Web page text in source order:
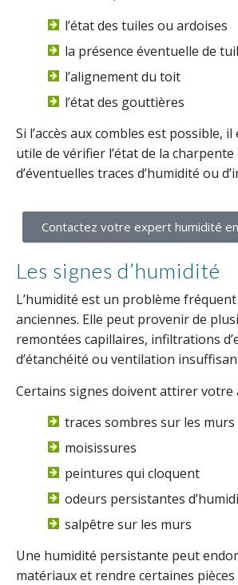
l’état des tuiles ou ardoises
la présence éventuelle de
l’alignement du toit
l’état des gouttières
Si l’accès aux combles est possible,
utile de vérifier l’état de la
d’éventuelles traces d’humidité ou
Contactez votre expert humidité
Les signes d’humidité
L’humidité est un problème
anciennes. Elle peut provenir de
remontées capillaires, infiltrations
d’étanchéité ou ventilation
Certains signes doivent attirer votre
traces sombres sur les murs
moisissures
peintures qui cloquent
odeurs persistantes
salpêtre sur les murs
Une humidité persistante peut
matériaux et rendre certaines